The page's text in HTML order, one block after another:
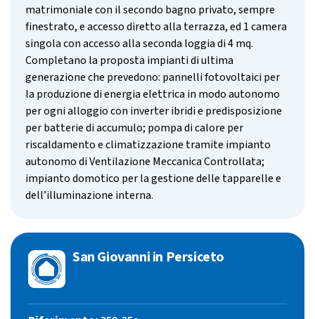
matrimoniale con il secondo bagno privato, sempre
finestrato, e accesso diretto alla terrazza, ed 1 camera
singola con accesso alla seconda loggia di 4 mq.
Completano la proposta impianti di ultima
generazione che prevedono: pannelli fotovoltaici per
la produzione di energia elettrica in modo autonomo
per ogni alloggio con inverter ibridi e predisposizione
per batterie di accumulo; pompa di calore per
riscaldamento e climatizzazione tramite impianto
autonomo di Ventilazione Meccanica Controllata;
impianto domotico per la gestione delle tapparelle e
dell’illuminazione interna.
San Giovanni in Persiceto